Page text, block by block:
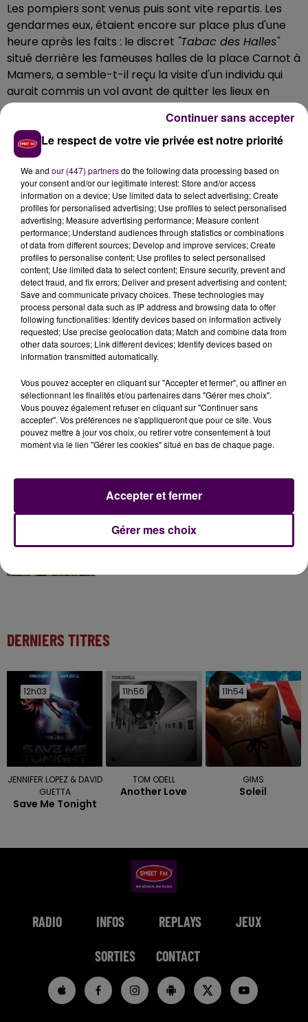
Les pompiers sont venus puis sont vite repartis. Les
gendarmes eux, étaient encore sur place plus d'une
heure après les faits : le discret "Tabac des Halles"
situé derrière les fameuses halles de la place Carnot à
Mamers, a semble-t-il reçu la visite d'un individu qui
aurait commis un vol avant de quitter les lieux en
courant. Les faits se sont produits ce mardi 28 mars
"On a vu un homme qui a pris la fuite à
pied, avec un sac à dos blanc, rapidement pris en
chasse par les gendarmes"
qui se trouvait à proximité.
À LA UNE
Gagnez vos pass pour le V and B Fest' 2026 !
11 juillet 2026
7 août 2026
Gagnez vos entrées pour Papéa Parc !
DERNIERS TITRES
12h03
12h03
JENNIFER LOPEZ & DAVID
GUETTA
Save Me Tonight
11h56
11h56
TOM ODELL
Another Love
11h54
11h54
GIMS
Soleil
RADIO INFOS REPLAYS JEUX
SORTIES CONTACT
Le respect de votre vie privée est notre priorité
We and our (447) partnersdo the following data processing based on
your consent and/or our legitimate interest: Store and/or access
information on a device; Use limited data to select advertising; Create
profiles for personalised advertising; Use profiles to select personalised
advertising; Measure advertising performance; Measure content
performance; Understand audiences through statistics or combinations
of data from different sources; Develop and improve services; Create
profiles to personalise content; Use profiles to select personalised
content; Use limited data to select content; Ensure security, prevent and
detect fraud, and fix errors; Deliver and present advertising and content;
Save and communicate privacy choices. These technologies may
process personal data such as IP address and browsing data to offer
following functionalities: Identify devices based on information actively
requested; Use precise geolocation data; Match and combine data from
other data sources; Link different devices; Identify devices based on
information transmitted automatically.
Vous pouvez accepter en cliquant sur "Accepter et fermer", ou affiner en
sélectionnant les finalités et/ou partenaires dans "Gérer mes choix".
Vous pouvez également refuser en cliquant sur "Continuer sans
accepter". Vos préférences ne s'appliqueront que pour ce site. Vous
pouvez mettre à jour vos choix, ou retirer votre consentement à tout
moment via le lien "Gérer les cookies" situé en bas de chaque page.
Gérer mes choix
Accepter et fermer
Continuer sans accepter